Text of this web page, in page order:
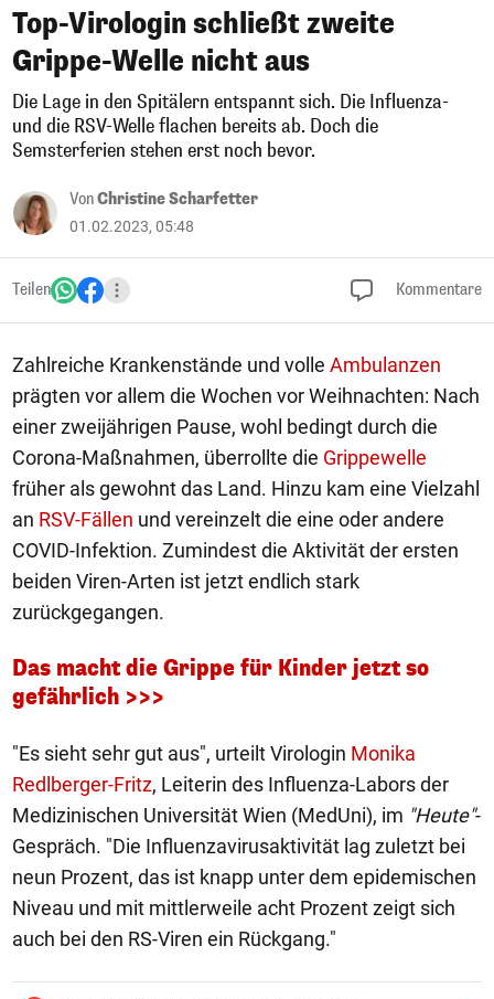
Top-Virologin schließt zweite
Grippe-Welle nicht aus
Die Lage in den Spitälern entspannt sich. Die Influenza-
und die RSV-Welle flachen bereits ab. Doch die
Semsterferien stehen erst noch bevor.
VonChristine Scharfetter
01.02.2023, 05:48
Teilen Kommentare
Zahlreiche Krankenstände und volle Ambulanzen
prägten vor allem die Wochen vor Weihnachten: Nach
einer zweijährigen Pause, wohl bedingt durch die
Corona-Maßnahmen, überrollte die Grippewelle
früher als gewohnt das Land. Hinzu kam eine Vielzahl
an RSV-Fällen und vereinzelt die eine oder andere
COVID-Infektion. Zumindest die Aktivität der ersten
beiden Viren-Arten ist jetzt endlich stark
zurückgegangen.
Das macht die Grippe für Kinder jetzt so
gefährlich >>>
"Es sieht sehr gut aus", urteilt Virologin Monika
Redlberger-Fritz, Leiterin des Influenza-Labors der
Medizinischen Universität Wien (MedUni), im "Heute"-
Gespräch. "Die Influenzavirusaktivität lag zuletzt bei
neun Prozent, das ist knapp unter dem epidemischen
Niveau und mit mittlerweile acht Prozent zeigt sich
auch bei den RS-Viren ein Rückgang."